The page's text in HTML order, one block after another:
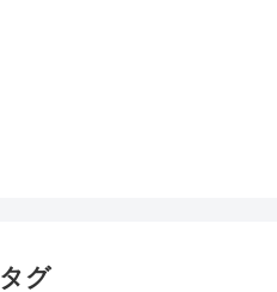
タグ